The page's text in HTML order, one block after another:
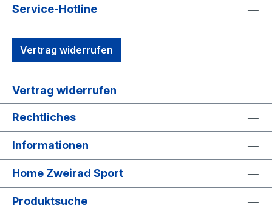
Service-Hotline
Vertrag widerrufen
Vertrag widerrufen
Rechtliches
Informationen
Home Zweirad Sport
Produktsuche